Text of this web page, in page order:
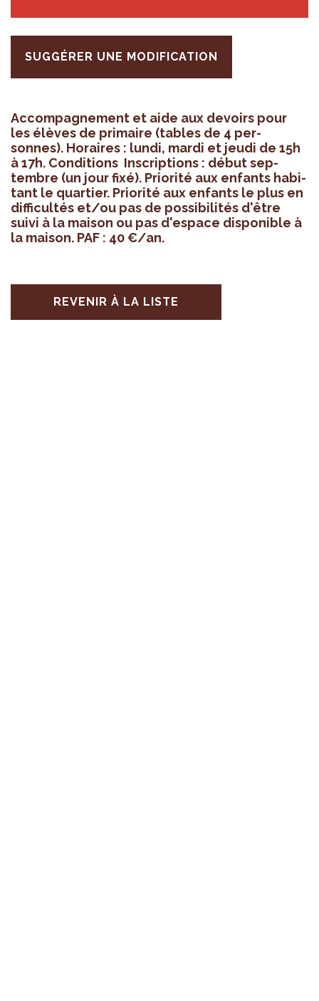
SUGGÉRER UNE MODIFICATION
Accom­pa­gne­ment et aide aux devoirs pour
les élèves de pri­maire (tables de 4 per­
sonnes). Horaires : lundi, mardi et jeudi de 15h
à 17h. Condi­tions Ins­crip­tions : début sep­
tembre (un jour fixé). Prio­rité aux enfants habi­
tant le quar­tier. Prio­rité aux enfants le plus en
dif­fi­cul­tés et/ou pas de pos­si­bi­li­tés d'être
suivi à la mai­son ou pas d'es­pace dis­po­nible à
la mai­son. PAF : 40 €/an.
REVENIR À LA LISTE